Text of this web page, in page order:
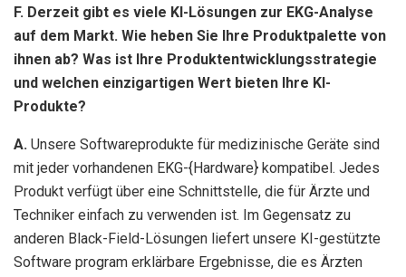
F. Derzeit gibt es viele KI-Lösungen zur EKG-Analyse
auf dem Markt. Wie heben Sie Ihre Produktpalette von
ihnen ab? Was ist Ihre Produktentwicklungsstrategie
und welchen einzigartigen Wert bieten Ihre KI-
Produkte?
A. Unsere Softwareprodukte für medizinische Geräte sind
mit jeder vorhandenen EKG-{Hardware} kompatibel. Jedes
Produkt verfügt über eine Schnittstelle, die für Ärzte und
Techniker einfach zu verwenden ist. Im Gegensatz zu
anderen Black-Field-Lösungen liefert unsere KI-gestützte
Software program erklärbare Ergebnisse, die es Ärzten